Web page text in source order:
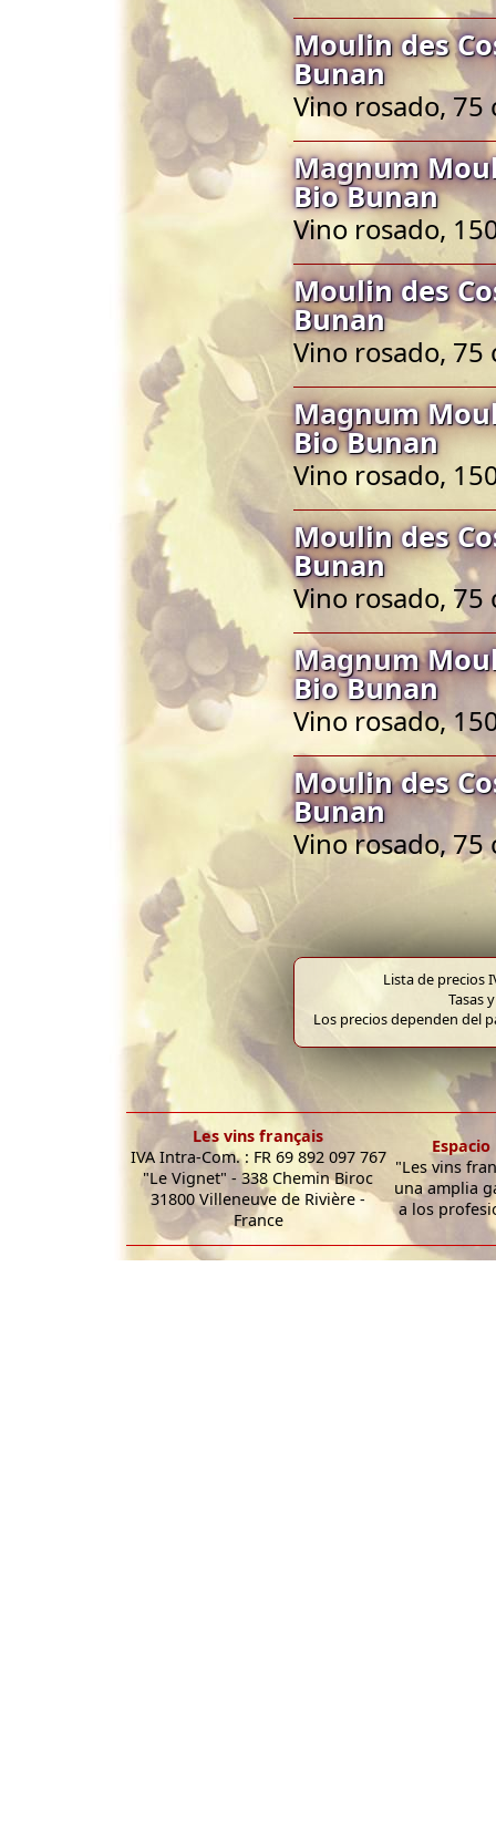
Moulin des
Bunan
Vino rosado, 75
Magnum
Bio Bunan
Vino rosado,
Moulin des
Bunan
Vino rosado, 75
Magnum
Bio Bunan
Vino rosado,
Moulin des
Bunan
Vino rosado, 75
Magnum
Bio Bunan
Vino rosado,
Moulin des
Bunan
Vino rosado, 75
Lista de precios
Tasas
Los precios dependen del
Les vins français
IVA Intra-Com. : FR 69 892 097 767
"Le Vignet" - 338 Chemin Biroc
31800 Villeneuve de Rivière -
France
"Les vins
una amplia
a los